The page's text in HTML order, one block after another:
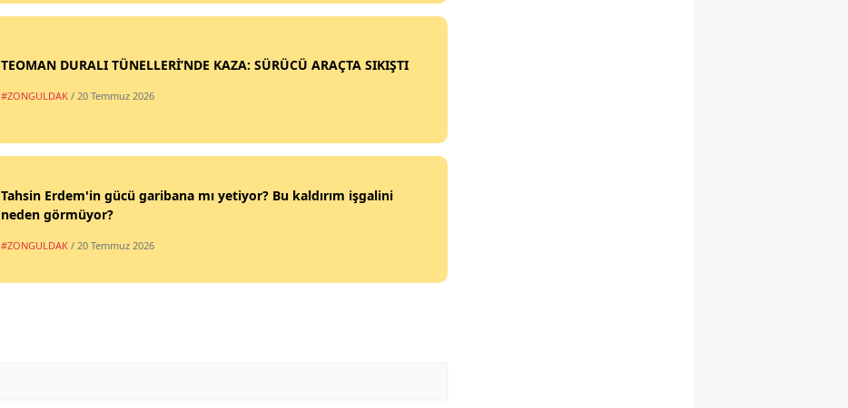
TEOMAN DURALI TÜNELLERİ’NDE KAZA: SÜRÜCÜ ARAÇTA SIKIŞTI
#ZONGULDAK / 20 Temmuz 2026
Tahsin Erdem'in gücü garibana mı yetiyor? Bu kaldırım işgalini
neden görmüyor?
#ZONGULDAK / 20 Temmuz 2026